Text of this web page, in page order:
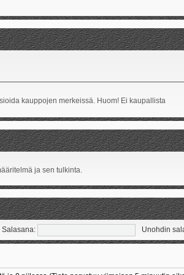
kauppojen merkeissä. Huom! Ei kaupallista
ja sen tulkinta.
Salasana: Unohdin